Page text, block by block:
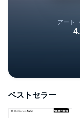
ベストセラー